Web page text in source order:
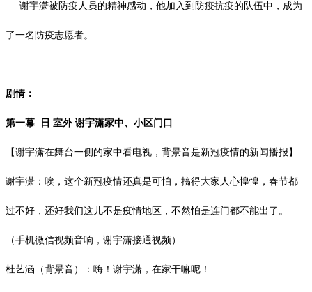
谢宇潇被防疫人员的精神感动，他加入到防疫抗疫的队伍中，成为
了一名防疫志愿者。
剧情：
第一幕 日 室外 谢宇潇家中、小区门口
【谢宇潇在舞台一侧的家中看电视，背景音是新冠疫情的新闻播报】
谢宇潇：唉，这个新冠疫情还真是可怕，搞得大家人心惶惶，春节都
过不好，还好我们这儿不是疫情地区，不然怕是连门都不能出了。
（手机微信视频音响，谢宇潇接通视频）
杜艺涵（背景音）：嗨！谢宇潇，在家干嘛呢！